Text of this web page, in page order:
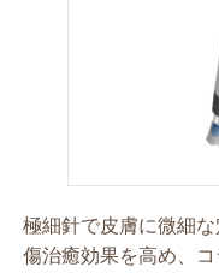
極細針で皮膚に微細
傷治癒効果を高め、